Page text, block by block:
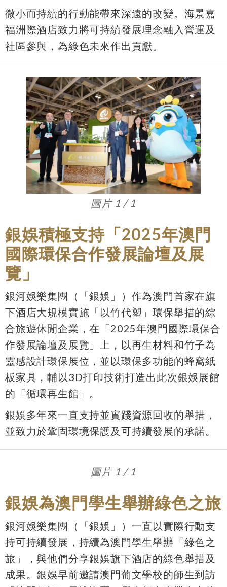
微小而持續的行動能帶來深遠的改變。海景嘉
福洲際酒店致力將可持續發展理念融入營運及
社區參與，為綠色未來作出貢獻。
圖片 1 / 1
銀娛積極支持「2025年澳門
國際環保合作發展論壇及展
覽」
銀河娛樂集團（「銀娛」）作為澳門首家在旗
下酒店大規模實施「以竹代塑」環保舉措的綜
合旅遊休閒企業，在「2025年澳門國際環保合
作發展論壇及展覽」上，以再生材料和竹子為
靈感設計環保展位，並以環保多功能的蜂窩紙
板家具，輔以3D打印技術打造出此次銀娛展館
的「循環再生館」。
銀娛多年來一直支持並實踐資源回收的舉措，
並致力於鞏固環境保護及可持續發展的承諾。
圖片 1 / 1
銀娛為澳門學生舉辦綠色之旅
銀河娛樂集團（「銀娛」）一直以實際行動支
持可持續發展，持續為澳門學生舉辦「綠色之
旅」，與他們分享銀娛旗下酒店的綠色舉措及
成果。銀娛早前邀請澳門葡文學校的師生到訪